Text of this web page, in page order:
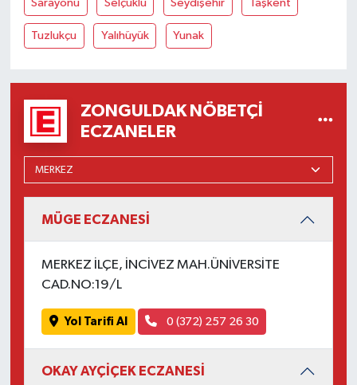
Sarayönü Selçuklu Seydişehir Taşkent
Tuzlukçu Yalıhüyük Yunak
ZONGULDAK NÖBETÇI
ECZANELER
MÜGE ECZANESİ
MERKEZ İLÇE, İNCİVEZ MAH.ÜNİVERSİTE
CAD.NO:19/L
Yol Tarifi Al 0 (372) 257 26 30
OKAY AYÇİÇEK ECZANESİ